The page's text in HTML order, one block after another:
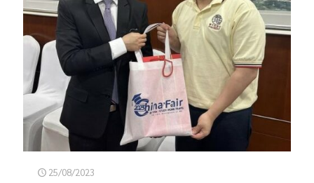
25/08/2023